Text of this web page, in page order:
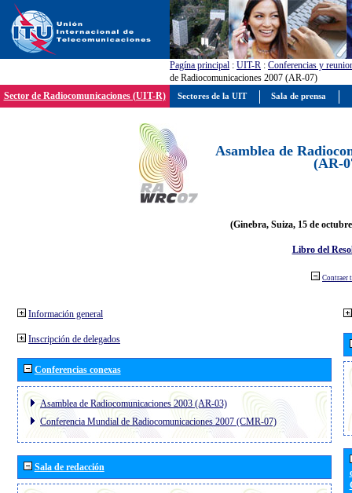
Pagína principal : UIT-R : Conferencias y
de Radiocomunicaciones 2007 (AR-07)
Sector de Radiocomunicaciones (UIT-R)
Asamblea de
(AR-
(Ginebra, Suiza, 15 de
Libro del
Contraer
Información general
Inscripción de delegados
Conferencias conexas
Asamblea de Radiocomunicaciones 2003 (AR-03)
Conferencia Mundial de Radiocomunicaciones 2007 (CMR-07)
Sala de redacción
Sectores de la UIT Sala de prensa